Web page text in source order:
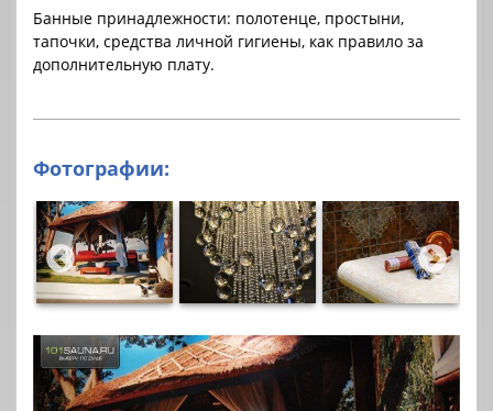
Банные принадлежности: полотенце, простыни,
тапочки, средства личной гигиены, как правило за
дополнительную плату.
Фотографии: